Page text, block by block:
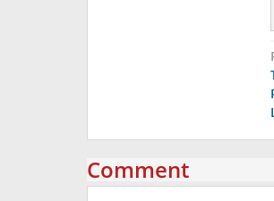
Comment